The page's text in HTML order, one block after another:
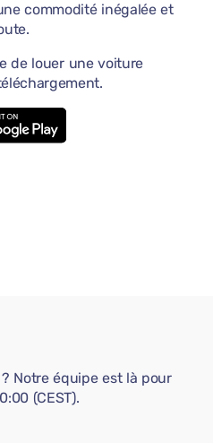
commodité inégalée et
de louer une voiture
Notre équipe est là pour
(CEST).